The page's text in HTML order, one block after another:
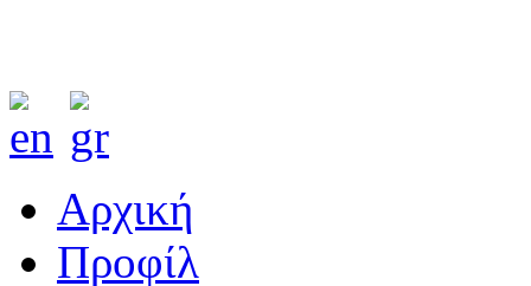
Αρχική
Προφίλ